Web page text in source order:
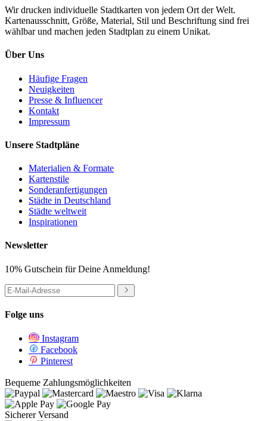
Wir drucken individuelle Stadtkarten von jedem Ort der Welt.
Kartenausschnitt, Größe, Material, Stil und Beschriftung sind frei
wählbar und machen jeden Stadtplan zu einem Unikat.
Über Uns
Häufige Fragen
Neuigkeiten
Presse & Influencer
Kontakt
Impressum
Unsere Stadtpläne
Materialien & Formate
Kartenstile
Sonderanfertigungen
Städte in Deutschland
Städte weltweit
Inspirationen
Newsletter
10% Gutschein für Deine Anmeldung!
Folge uns
Instagram
Facebook
Pinterest
Bequeme Zahlungsmöglichkeiten
Sicherer Versand